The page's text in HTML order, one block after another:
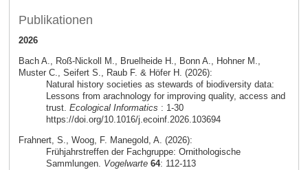
Publikationen
2026
Bach A., Roß-Nickoll M., Bruelheide H., Bonn A., Hohner M.,
Muster C., Seifert S., Raub F. & Höfer H. (2026):
Natural history societies as stewards of biodiversity data:
Lessons from arachnology for improving quality, access and
trust. Ecological Informatics : 1-30
https://doi.org/10.1016/j.ecoinf.2026.103694
Frahnert, S., Woog, F. Manegold, A. (2026):
Frühjahrstreffen der Fachgruppe: Ornithologische
Sammlungen. Vogelwarte 64: 112-113